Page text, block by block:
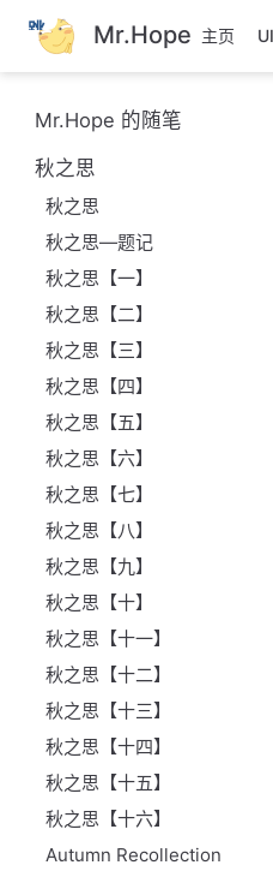
跳
至
主
內
容
Mr.Hope 主页
Mr.Hope 的随笔
秋之思
秋之思
秋之思—题记
秋之思【一】
秋之思【二】
秋之思【三】
秋之思【四】
秋之思【五】
秋之思【六】
秋之思【七】
秋之思【八】
秋之思【九】
秋之思【十】
秋之思【十一】
秋之思【十二】
秋之思【十三】
秋之思【十四】
秋之思【十五】
秋之思【十六】
Autumn Recollection